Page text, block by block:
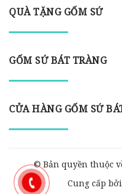
QUÀ TẶNG GỐM SỨ
GỐM SỨ BÁT TRÀNG
CỬA HÀNG GỐM SỨ
© Bản quyền thuộc
Cung cấp bởi